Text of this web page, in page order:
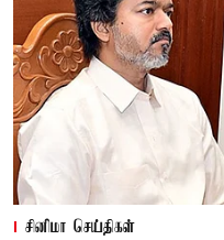
சினிமா செய்திகள்